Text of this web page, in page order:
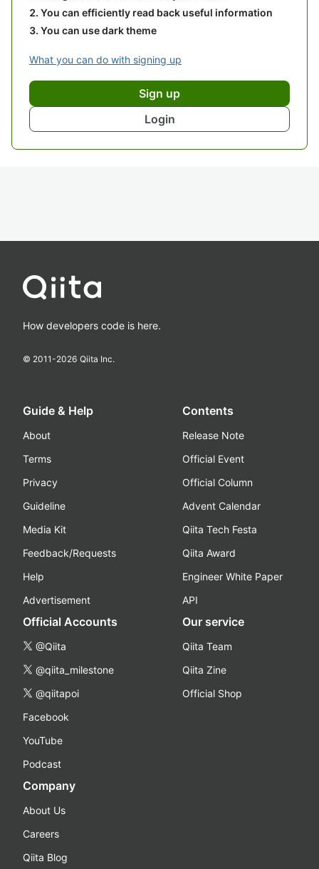
You can efficiently read back useful information
You can use dark theme
What you can do with signing up
Sign up
Login
How developers code is here.
© 2011-2026 Qiita Inc.
Guide & Help
About
Terms
Privacy
Guideline
Media Kit
Feedback/Requests
Help
Advertisement
Contents
Release Note
Official Event
Official Column
Advent Calendar
Qiita Tech Festa
Qiita Award
Engineer White Paper
API
Official Accounts
@Qiita
@qiita_milestone
@qiitapoi
Facebook
YouTube
Podcast
Our service
Qiita Team
Qiita Zine
Official Shop
Company
About Us
Careers
Qiita Blog